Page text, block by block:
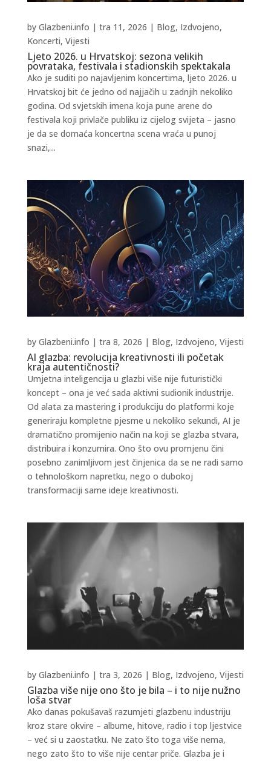
Ljeto 2026. u Hrvatskoj: sezona velikih
povrataka, festivala i stadionskih spektakala
by Glazbeni.info | tra 11, 2026 | Blog, Izdvojeno,
Koncerti, Vijesti
Ako je suditi po najavljenim koncertima, ljeto 2026. u
Hrvatskoj bit će jedno od najjačih u zadnjih nekoliko
godina. Od svjetskih imena koja pune arene do
festivala koji privlače publiku iz cijelog svijeta – jasno
je da se domaća koncertna scena vraća u punoj
snazi,...
AI glazba: revolucija kreativnosti ili početak
kraja autentičnosti?
by Glazbeni.info | tra 8, 2026 | Blog, Izdvojeno, Vijesti
Umjetna inteligencija u glazbi više nije futuristički
koncept – ona je već sada aktivni sudionik industrije.
Od alata za mastering i produkciju do platformi koje
generiraju kompletne pjesme u nekoliko sekundi, AI je
dramatično promijenio način na koji se glazba stvara,
distribuira i konzumira. Ono što ovu promjenu čini
posebno zanimljivom jest činjenica da se ne radi samo
o tehnološkom napretku, nego o dubokoj
transformaciji same ideje kreativnosti.
Glazba više nije ono što je bila – i to nije nužno
loša stvar
by Glazbeni.info | tra 3, 2026 | Blog, Izdvojeno, Vijesti
Ako danas pokušavaš razumjeti glazbenu industriju
kroz stare okvire – albume, hitove, radio i top ljestvice
– već si u zaostatku. Ne zato što toga više nema,
nego zato što to više nije centar priče. Glazba je i